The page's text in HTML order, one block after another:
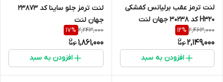
لنت ترمز عقب برلیانس کفشکی
H320 کد 30238 جهان لنت
2,463,000
12%
2,149,000
افزودن به سبد
لنت ترمز جلو ساینا کد 23873
جهان لنت
2,243,000
17%
1,861,000
افزودن به سبد